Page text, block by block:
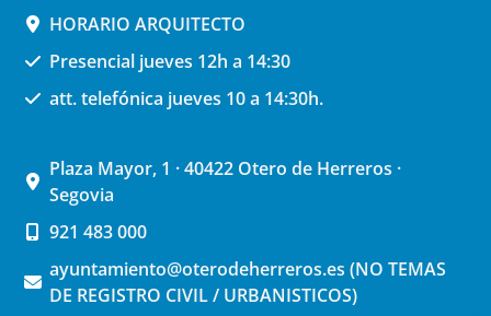
HORARIO ARQUITECTO
Presencial jueves 12h a 14:30
att. telefónica jueves 10 a 14:30h.
Plaza Mayor, 1 · 40422 Otero de Herreros ·
Segovia
921 483 000
ayuntamiento@oterodeherreros.es (NO TEMAS
DE REGISTRO CIVIL / URBANISTICOS)